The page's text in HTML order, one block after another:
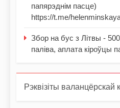
папярэднім пасце)
https://t.me/
Збор на бус з Літвы -
паліва, аплата кіроўцы
Рэквізіты валанцёрскай